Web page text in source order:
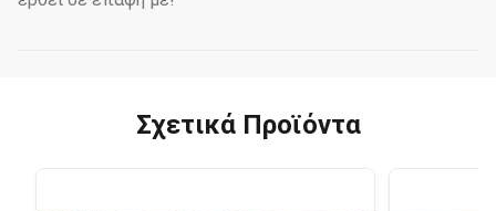
Σχετικά Προϊόντα